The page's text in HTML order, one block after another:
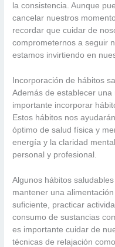
la consistencia. Aunque
cancelar nuestros
recordar que cuidar de
comprometernos a seguir
estamos invirtiendo en
Incorporación de hábitos
Además de establecer
importante incorporar
Estos hábitos nos
óptimo de salud física y
energía y la claridad
personal y profesional.
Algunos hábitos
mantener una
suficiente, practicar
consumo de sustancias
es importante cuidar de
técnicas de relajación